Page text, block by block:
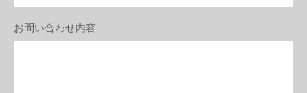
お問い合わせ内容